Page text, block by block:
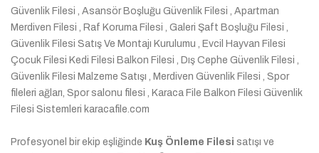
Güvenlik Filesi , Asansör Boşluğu Güvenlik Filesi , Apartman
Merdiven Filesi , Raf Koruma Filesi , Galeri Şaft Boşluğu Filesi ,
Güvenlik Filesi Satış Ve Montajı Kurulumu , Evcil Hayvan Filesi
Çocuk Filesi Kedi Filesi Balkon Filesi , Dış Cephe Güvenlik Filesi ,
Güvenlik Filesi Malzeme Satışı , Merdiven Güvenlik Filesi , Spor
fileleri ağları, Spor salonu filesi , Karaca File Balkon Filesi Güvenlik
Filesi Sistemleri karacafile.com
Profesyonel bir ekip eşliğinde Kuş Önleme Filesi satışı ve